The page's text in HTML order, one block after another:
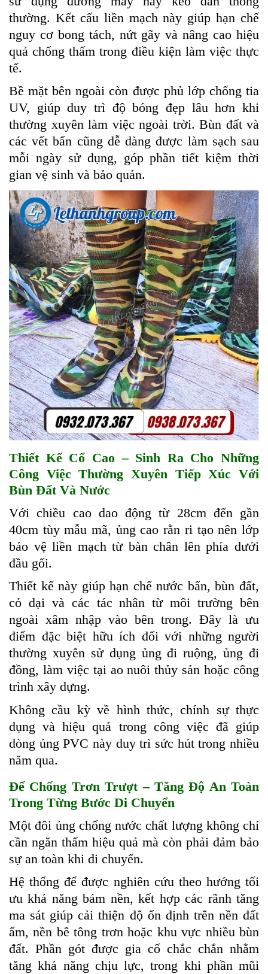
thường. Kết cấu liền mạch này giúp hạn chế
nguy cơ bong tách, nứt gãy và nâng cao hiệu
quả chống thấm trong điều kiện làm việc thực
tế.
Bề mặt bên ngoài còn được phủ lớp chống tia
UV, giúp duy trì độ bóng đẹp lâu hơn khi
thường xuyên làm việc ngoài trời. Bùn đất và
các vết bẩn cũng dễ dàng được làm sạch sau
mỗi ngày sử dụng, góp phần tiết kiệm thời
gian vệ sinh và bảo quản.
Thiết Kế Cổ Cao – Sinh Ra Cho Những
Công Việc Thường Xuyên Tiếp Xúc Với
Bùn Đất Và Nước
Với chiều cao dao động từ 28cm đến gần
40cm tùy mẫu mã, ủng cao rằn ri tạo nên lớp
bảo vệ liền mạch từ bàn chân lên phía dưới
đầu gối.
Thiết kế này giúp hạn chế nước bẩn, bùn đất,
cỏ dại và các tác nhân từ môi trường bên
ngoài xâm nhập vào bên trong. Đây là ưu
điểm đặc biệt hữu ích đối với những người
thường xuyên sử dụng ủng đi ruộng, ủng đi
đồng, làm việc tại ao nuôi thủy sản hoặc công
trình xây dựng.
Không cầu kỳ về hình thức, chính sự thực
dụng và hiệu quả trong công việc đã giúp
dòng ủng PVC này duy trì sức hút trong nhiều
năm qua.
Đế Chống Trơn Trượt – Tăng Độ An Toàn
Trong Từng Bước Di Chuyển
Một đôi ủng chống nước chất lượng không chỉ
cần ngăn thấm hiệu quả mà còn phải đảm bảo
sự an toàn khi di chuyển.
Hệ thống đế được nghiên cứu theo hướng tối
ưu khả năng bám nền, kết hợp các rãnh tăng
ma sát giúp cải thiện độ ổn định trên nền đất
ẩm, nền bê tông trơn hoặc khu vực nhiều bùn
đất. Phần gót được gia cố chắc chắn nhằm
tăng khả năng chịu lực, trong khi phần mũi